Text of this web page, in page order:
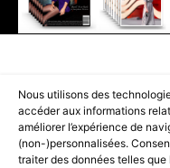
Nous utilisons des
accéder aux informations
améliorer l’expérience de
(non-)personnalisées.
traiter des données telles
PART OF THEAMILCAR
ACCUEIL BEST